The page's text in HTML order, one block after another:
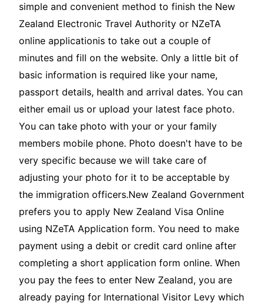
simple and convenient method to finish the New
Zealand Electronic Travel Authority or NZeTA
online applicationis to take out a couple of
minutes and fill on the website. Only a little bit of
basic information is required like your name,
passport details, health and arrival dates. You can
either email us or upload your latest face photo.
You can take photo with your or your family
members mobile phone. Photo doesn't have to be
very specific because we will take care of
adjusting your photo for it to be acceptable by
the immigration officers.New Zealand Government
prefers you to apply New Zealand Visa Online
using NZeTA Application form. You need to make
payment using a debit or credit card online after
completing a short application form online. When
you pay the fees to enter New Zealand, you are
already paying for International Visitor Levy which